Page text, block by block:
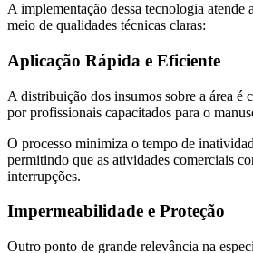
A implementação dessa tecnologia atende
meio de qualidades técnicas claras:
Aplicação Rápida e Eficiente
A distribuição dos insumos sobre a área é
por profissionais capacitados para o
O processo minimiza o tempo de
permitindo que as atividades comerciais
interrupções.
Impermeabilidade e Proteção
Outro ponto de grande relevância na